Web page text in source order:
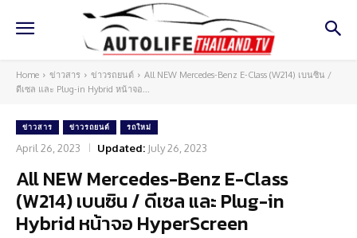
Home ข่าวสาร ข่าวรถยนต์
All NEW Mercedes-Benz E-Class (W214) เบนซิน /
ดีเซล และ Plug-in Hybrid หน้าจอ...
ข่าวสาร ข่าวรถยนต์ รถใหม่
April 26, 2023 Updated: July 26, 2023
All NEW Mercedes-Benz E-Class
(W214) เบนซิน / ดีเซล และ Plug-in
Hybrid หน้าจอ HyperScreen